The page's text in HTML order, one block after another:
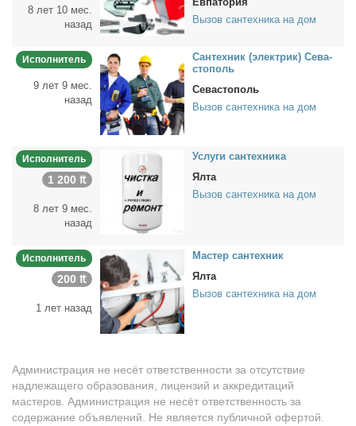
8 лет 10 мес.
назад
Вызов сантехника на дом
Исполнитель
9 лет 9 мес.
назад
Сан­тех­ник (элек­трик) Се­ва­
сто­поль
Севастополь
Вызов сантехника на дом
Исполнитель
1 200 ₶
8 лет 9 мес.
назад
Услу­ги сан­тех­ни­ка
Ялта
Вызов сантехника на дом
Исполнитель
200 ₶
1 лет назад
Ма­стер сан­тех­ник
Ялта
Вызов сантехника на дом
Администрация не несёт ответственности за отсутствие
надлежащего образования, лицензий и аккредитаций
мастеров. Администрация не несёт ответственность за
содержание объявлений. Не является публичной офертой.